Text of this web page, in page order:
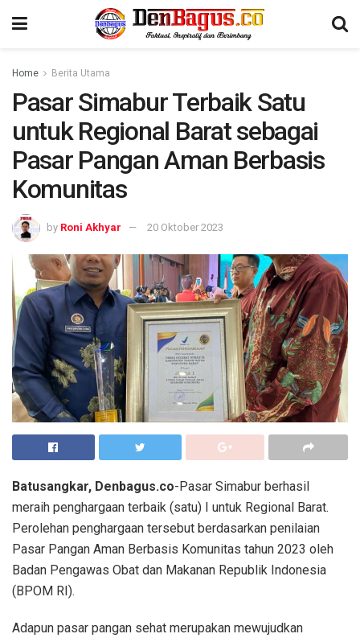
Home Berita Utama
Pasar Simabur Terbaik Satu
untuk Regional Barat sebagai
Pasar Pangan Aman Berbasis
Komunitas
by Roni Akhyar 20 Oktober 2023
Batusangkar, Denbagus.co-Pasar Simabur berhasil
meraih penghargaan terbaik (satu) I untuk Regional Barat.
Perolehan penghargaan tersebut berdasarkan penilaian
Pasar Pangan Aman Berbasis Komunitas tahun 2023 oleh
Badan Pengawas Obat dan Makanan Republik Indonesia
(BPOM RI).
Adapun pasar pangan sehat merupakan mewujudkan